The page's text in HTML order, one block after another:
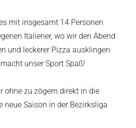
mit insgesamt 14 Personen
Italiener, wo wir den Abend
und leckerer Pizza ausklingen
unser Sport Spaß!
ohne zu zögern direkt in die
neue Saison in der Bezirksliga